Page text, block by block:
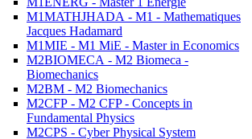
M1MATHJHADA - M1 - Mathematiques
Jacques Hadamard
M1MIE - M1 MiE - Master in Economics
M2BIOMECA - M2 Biomeca -
Biomechanics
M2BM - M2 Biomechanics
M2CFP - M2 CFP - Concepts in
Fundamental Physics
M2CPS - Cyber Physical System